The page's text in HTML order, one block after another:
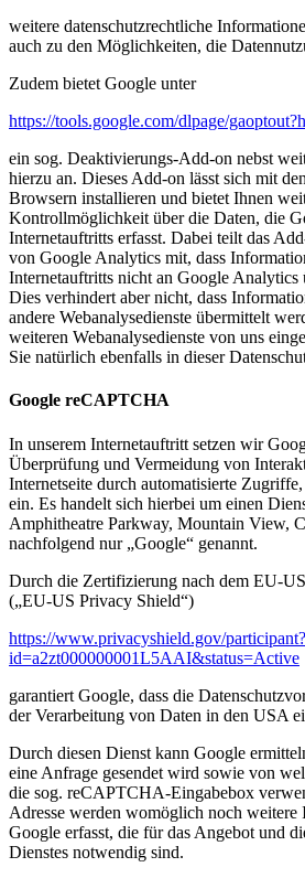
weitere datenschutzrechtliche
auch zu den Möglichkeiten, die
Zudem bietet Google unter
https://tools.google.com/dlpage/
ein sog. Deaktivierungs-Add-on nebst
hierzu an. Dieses Add-on lässt sich mit
Browsern installieren und bietet Ihnen
Kontrollmöglichkeit über die Daten, die
Internetauftritts erfasst. Dabei teilt das
von Google Analytics mit, dass
Internetauftritts nicht an Google Analytics
Dies verhindert aber nicht, dass
andere Webanalysedienste übermittelt
weiteren Webanalysedienste von uns
Sie natürlich ebenfalls in dieser
Google reCAPTCHA
In unserem Internetauftritt setzen wir
Überprüfung und Vermeidung von
Internetseite durch automatisierte
ein. Es handelt sich hierbei um einen
Amphitheatre Parkway, Mountain View,
nachfolgend nur „Google“ genannt.
Durch die Zertifizierung nach dem EU-
(„EU-US Privacy Shield“)
https://www.privacyshield.gov/participant?
id=a2zt000000001L5AAI&status=Active
garantiert Google, dass die
der Verarbeitung von Daten in den USA
Durch diesen Dienst kann Google
eine Anfrage gesendet wird sowie von
die sog. reCAPTCHA-Eingabebox
Adresse werden womöglich noch weitere
Google erfasst, die für das Angebot und
Dienstes notwendig sind.